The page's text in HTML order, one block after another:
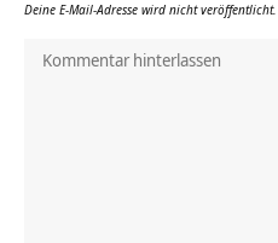
Deine E-Mail-Adresse wird nicht veröffentlicht.